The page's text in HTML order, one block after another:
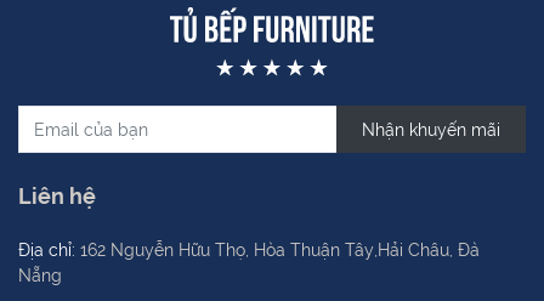
Nhận khuyến mãi
Liên hệ
Địa chỉ: 162 Nguyễn Hữu Thọ, Hòa Thuận Tây,Hải Châu, Đà
Nẵng